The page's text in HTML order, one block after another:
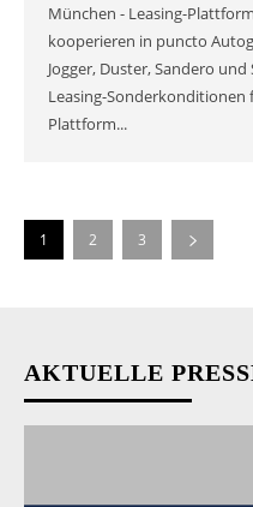
München - Leasing-Plattform ADAC Fahrzeugwelt und Dacia
kooperieren in puncto Autogasantrieb
Jogger, Duster, Sandero
Leasing-Sonderkonditionen
Plattform...
1 2 3
AKTUELLE